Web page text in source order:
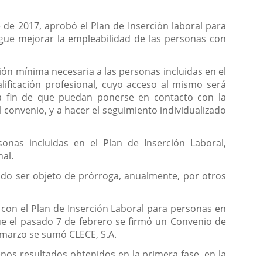
2017, aprobó el Plan de Inserción laboral para
mejorar la empleabilidad de las personas con
mínima necesaria a las personas incluidas en el
profesional, cuyo acceso al mismo será
fin de que puedan ponerse en contacto con la
y a hacer el seguimiento individualizado
incluidas en el Plan de Inserción Laboral,
ser objeto de prórroga, anualmente, por otros
el Plan de Inserción Laboral para personas en
el pasado 7 de febrero se firmó un Convenio de
se sumó CLECE, S.A.